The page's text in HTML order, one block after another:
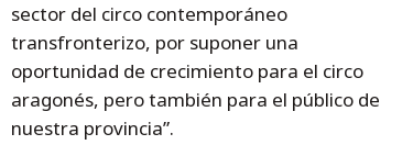
sector del circo contemporáneo
transfronterizo, por suponer una
oportunidad de crecimiento para el circo
aragonés, pero también para el público de
nuestra provincia”.